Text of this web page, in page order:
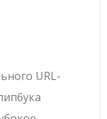
URL-